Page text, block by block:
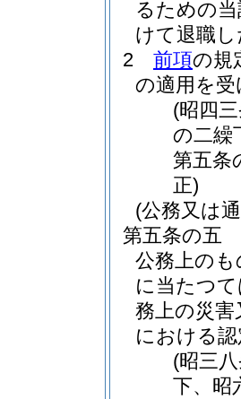
るための
けて退職
2
前項の規
の適用を
(昭四
の二繰
第五条
正)
(公務又は
第五条の五
公務上の
に当たつ
務上の災
における
(昭三
下、昭